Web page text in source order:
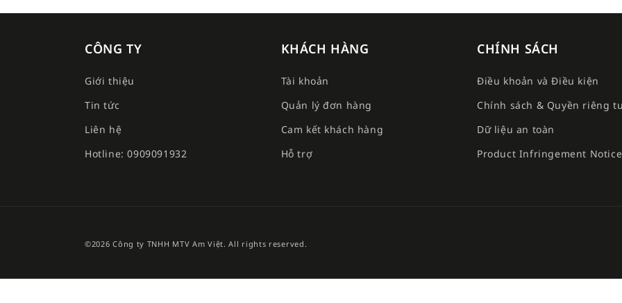
CÔNG TY
Giới thiệu
Tin tức
Liên hệ
Hotline: 0909091932
KHÁCH HÀNG
Tài khoản
Quản lý đơn hàng
Cam kết khách hàng
Hỗ trợ
CHÍNH SÁCH
Điều khoản và Điều kiện
Chính sách & Quyền riêng
Dữ liệu an toàn
Product Infringement Notice
©2026 Công ty TNHH MTV Am Việt. All rights reserved.